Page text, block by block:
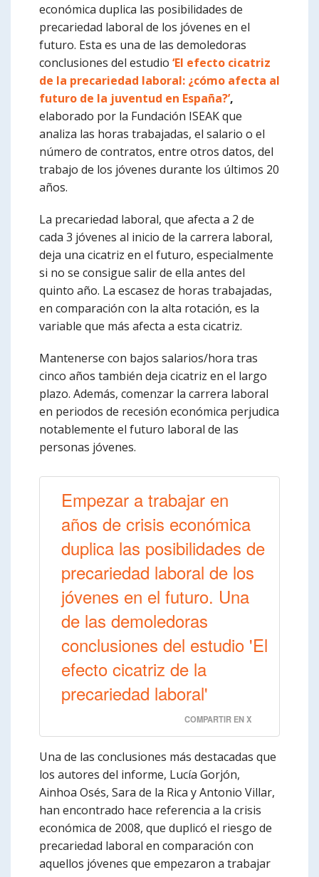
económica duplica las posibilidades de
precariedad laboral de los jóvenes en el
futuro. Esta es una de las demoledoras
conclusiones del estudio ‘El efecto cicatriz
de la precariedad laboral: ¿cómo afecta al
futuro de la juventud en España?’,
elaborado por la Fundación ISEAK que
analiza las horas trabajadas, el salario o el
número de contratos, entre otros datos, del
trabajo de los jóvenes durante los últimos 20
años.
La precariedad laboral, que afecta a 2 de
cada 3 jóvenes al inicio de la carrera laboral,
deja una cicatriz en el futuro, especialmente
si no se consigue salir de ella antes del
quinto año. La escasez de horas trabajadas,
en comparación con la alta rotación, es la
variable que más afecta a esta cicatriz.
Mantenerse con bajos salarios/hora tras
cinco años también deja cicatriz en el largo
plazo. Además, comenzar la carrera laboral
en periodos de recesión económica perjudica
notablemente el futuro laboral de las
personas jóvenes.
Empezar a trabajar en
años de crisis económica
duplica las posibilidades de
precariedad laboral de los
jóvenes en el futuro. Una
de las demoledoras
conclusiones del estudio 'El
efecto cicatriz de la
precariedad laboral'
COMPARTIR EN X
Una de las conclusiones más destacadas que
los autores del informe, Lucía Gorjón,
Ainhoa Osés, Sara de la Rica y Antonio Villar,
han encontrado hace referencia a la crisis
económica de 2008, que duplicó el riesgo de
precariedad laboral en comparación con
aquellos jóvenes que empezaron a trabajar